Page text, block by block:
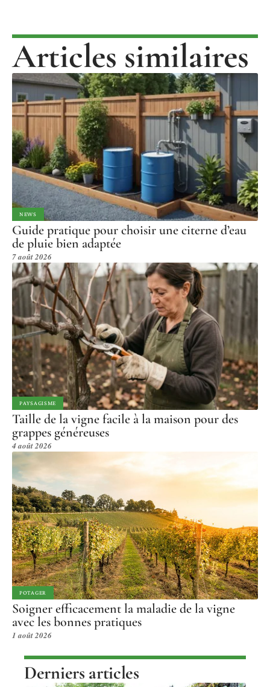
Articles similaires
NEWS
Guide pratique pour choisir une citerne d’eau
de pluie bien adaptée
7 août 2026
PAYSAGISME
Taille de la vigne facile à la maison pour des
grappes généreuses
4 août 2026
POTAGER
Soigner efficacement la maladie de la vigne
avec les bonnes pratiques
1 août 2026
Derniers articles